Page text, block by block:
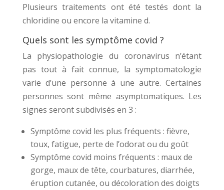
Plusieurs traitements ont été testés dont la
chloridine ou encore la vitamine d.
Quels sont les symptôme covid ?
La physiopathologie du coronavirus n’étant
pas tout à fait connue, la symptomatologie
varie d’une personne à une autre. Certaines
personnes sont même asymptomatiques. Les
signes seront subdivisés en 3 :
Symptôme covid les plus fréquents : fièvre,
toux, fatigue, perte de l’odorat ou du goût
Symptôme covid moins fréquents : maux de
gorge, maux de tête, courbatures, diarrhée,
éruption cutanée, ou décoloration des doigts